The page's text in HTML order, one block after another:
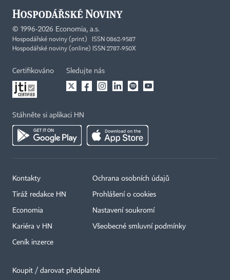
© 1996-2026 Economia, a.s.
Hospodářské noviny (print) ISSN 0862-9587
Hospodářské noviny (online) ISSN 2787-950X
Certifikováno Sledujte nás
Stáhněte si aplikaci HN
Kontakty
Tiráž redakce HN
Economia
Kariéra v HN
Ceník inzerce
Ochrana osobních údajů
Prohlášení o cookies
Nastavení soukromí
Všeobecné smluvní podmínky
Koupit / darovat předplatné